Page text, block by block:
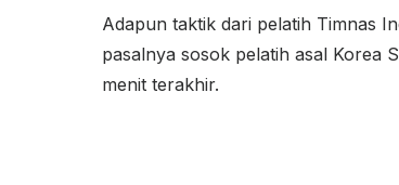
Adapun taktik dari pelatih Timnas
pasalnya sosok pelatih asal Korea
menit terakhir.